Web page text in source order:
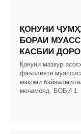
ҚОНУНИ
БОРАИ
КАСБИИ
Қонуни мазкур
фаъолияти
мақоми
менамояд. БОБИ